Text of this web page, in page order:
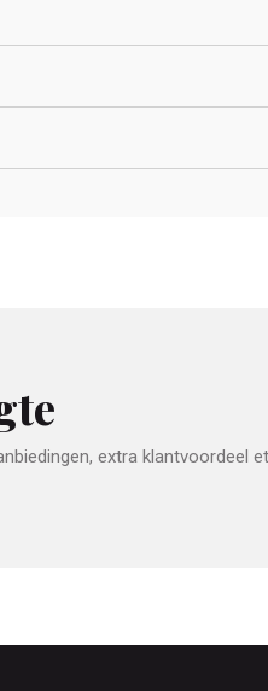
extra klantvoordeel